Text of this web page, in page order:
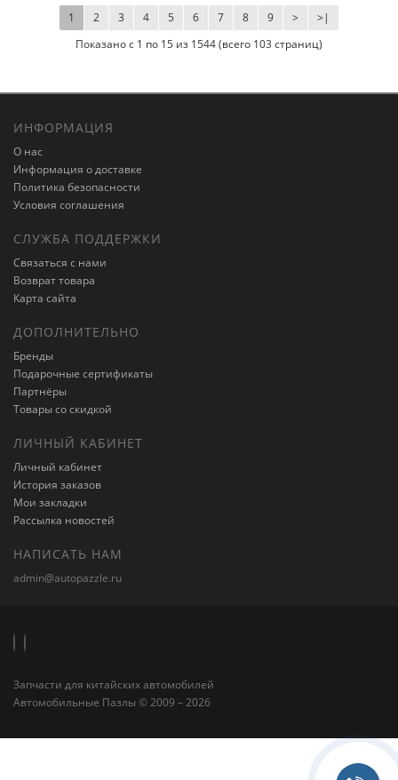
1 2 3 4 5 6 7 8 9 > >|
Показано с 1 по 15 из 1544 (всего 103 страниц)
ИНФОРМАЦИЯ
О нас
Информация о доставке
Политика безопасности
Условия соглашения
СЛУЖБА ПОДДЕРЖКИ
Связаться с нами
Возврат товара
Карта сайта
ДОПОЛНИТЕЛЬНО
Бренды
Подарочные сертификаты
Партнёры
Товары со скидкой
ЛИЧНЫЙ КАБИНЕТ
Личный кабинет
История заказов
Мои закладки
Рассылка новостей
НАПИСАТЬ НАМ
admin@autopazzle.ru
Запчасти для китайских автомобилей
Автомобильные Пазлы © 2009 – 2026